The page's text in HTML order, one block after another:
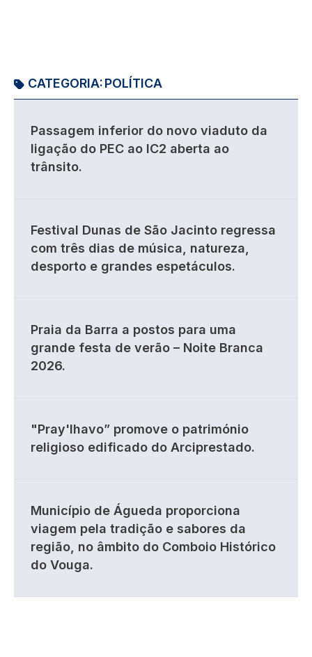
CATEGORIA:POLÍTICA
Passagem inferior do novo viaduto da
ligação do PEC ao IC2 aberta ao
trânsito.
Festival Dunas de São Jacinto regressa
com três dias de música, natureza,
desporto e grandes espetáculos.
Praia da Barra a postos para uma
grande festa de verão – Noite Branca
2026.
"Pray'lhavo” promove o património
religioso edificado do Arciprestado.
Município de Águeda proporciona
viagem pela tradição e sabores da
região, no âmbito do Comboio Histórico
do Vouga.